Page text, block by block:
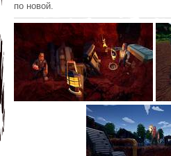
по новой.